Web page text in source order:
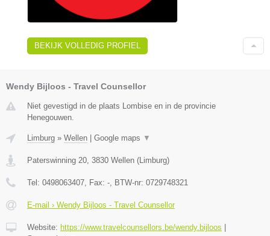
BEKIJK VOLLEDIG PROFIEL
Wendy Bijloos - Travel Counsellor
Niet gevestigd in de plaats Lombise en in de provincie
Henegouwen.
Limburg » Wellen Google maps ▼
Paterswinning 20 3830 Wellen ( Limburg)
Tel: 0498063407 , Fax: - , BTW-nr: 0729748321
E-mail › Wendy Bijloos - Travel Counsellor
Website: https://www.travelcounsellors.be/wendy.bijloos